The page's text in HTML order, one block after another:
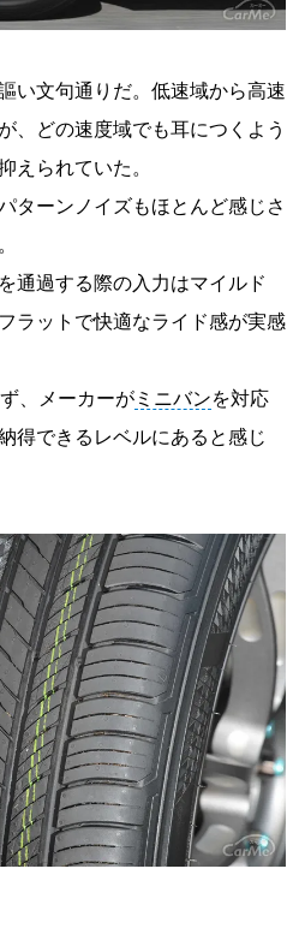
い文句通りだ。低速域から高速
、どの速度域でも耳につくよう
えられていた。
ターンノイズもほとんど感じさ
通過する際の入力はマイルド
ラットで快適なライド感が実感
、メーカーが ミニバンを対応
得できるレベルにあると感じ